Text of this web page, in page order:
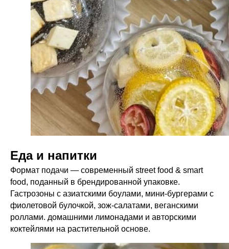
Еда и напитки
Формат подачи — современный street food & smart
food, поданный в брендированной упаковке.
Гастрозоны с азиатскими боулами, мини-бургерами с
фиолетовой булочкой, зож-салатами, веганскими
роллами. домашними лимонадами и авторскими
коктейлями на растительной основе.